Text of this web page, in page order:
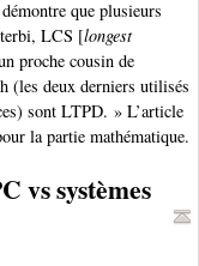
que plusieurs
LCS [longest
proche cousin de
(les deux derniers utilisés
sont LTPD. » L’article
la partie mathématique.
vs systèmes